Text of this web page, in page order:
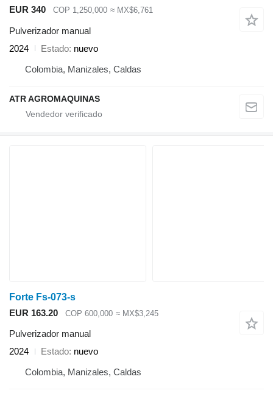
EUR 340
COP 1,250,000 ≈ MX$6,761
Pulverizador manual
2024
Estado nuevo
Colombia, Manizales, Caldas
ATR AGROMAQUINAS
Forte Fs-073-s
EUR 163.20
COP 600,000 ≈ MX$3,245
Pulverizador manual
2024
Estado nuevo
Colombia, Manizales, Caldas